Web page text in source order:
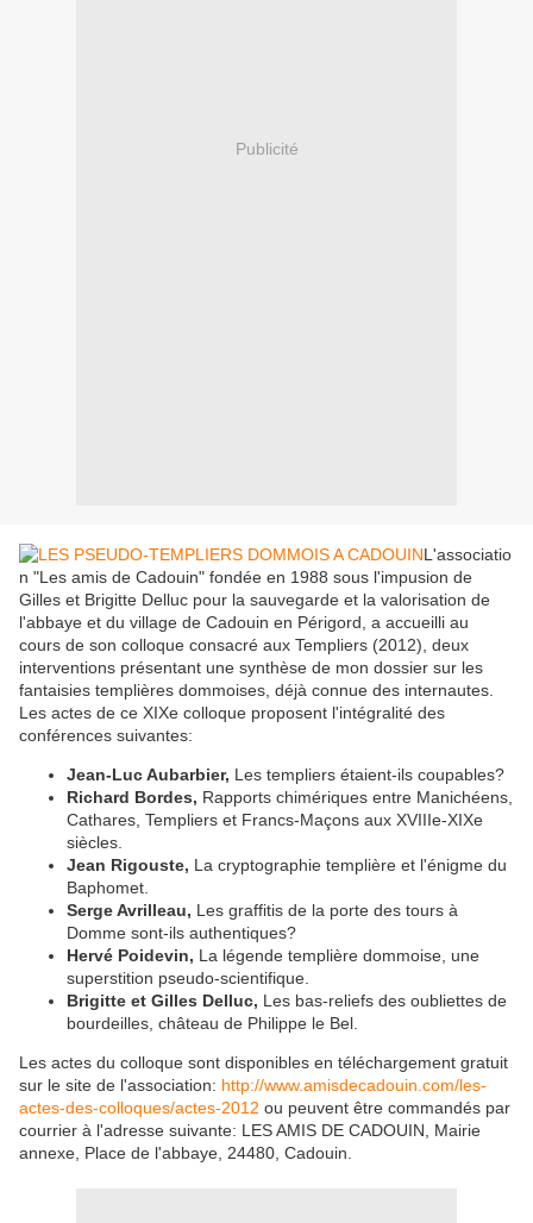
Publicité
L'associatio
n "Les amis de Cadouin" fondée en 1988 sous l'impusion de
Gilles et Brigitte Delluc pour la sauvegarde et la valorisation de
l'abbaye et du village de Cadouin en Périgord, a accueilli au
cours de son colloque consacré aux Templiers (2012), deux
interventions présentant une synthèse de mon dossier sur les
fantaisies templières dommoises, déjà connue des internautes.
Les actes de ce XIXe colloque proposent l'intégralité des
conférences suivantes:
Jean-Luc Aubarbier, Les templiers étaient-ils coupables?
Richard Bordes, Rapports chimériques entre Manichéens,
Cathares, Templiers et Francs-Maçons aux XVIIIe-XIXe
siècles.
Jean Rigouste, La cryptographie templière et l'énigme du
Baphomet.
Serge Avrilleau, Les graffitis de la porte des tours à
Domme sont-ils authentiques?
Hervé Poidevin, La légende templière dommoise, une
superstition pseudo-scientifique.
Brigitte et Gilles Delluc, Les bas-reliefs des oubliettes de
bourdeilles, château de Philippe le Bel.
Les actes du colloque sont disponibles en téléchargement gratuit
sur le site de l'association: http://www.amisdecadouin.com/les-
actes-des-colloques/actes-2012 ou peuvent être commandés par
courrier à l'adresse suivante: LES AMIS DE CADOUIN, Mairie
annexe, Place de l'abbaye, 24480, Cadouin.